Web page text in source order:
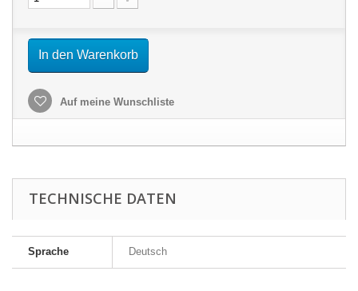
In den Warenkorb
Auf meine Wunschliste
TECHNISCHE DATEN
Sprache Deutsch